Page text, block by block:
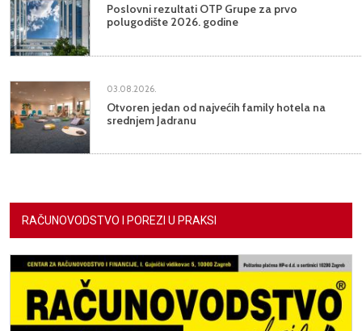
Poslovni rezultati OTP Grupe za prvo
polugodište 2026. godine
03.08.2026.
Otvoren jedan od najvećih family hotela na
srednjem Jadranu
RAČUNOVODSTVO I POREZI U PRAKSI